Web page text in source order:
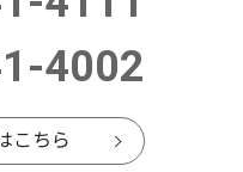
4002
こちら